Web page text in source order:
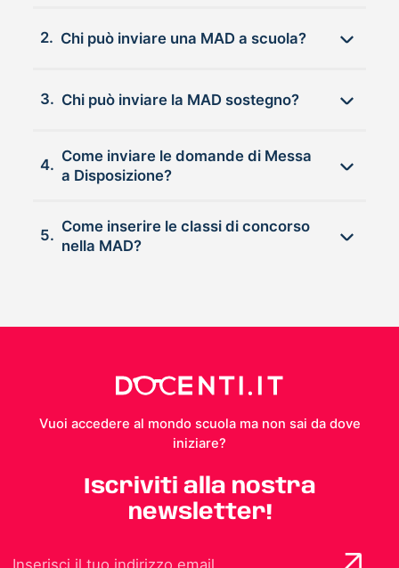
2. Chi può inviare una MAD a scuola?
3. Chi può inviare la MAD sostegno?
4.
Come inviare le domande di Messa
a Disposizione?
5.
Come inserire le classi di concorso
nella MAD?
Vuoi accedere al mondo scuola ma non sai da dove
iniziare?
Iscriviti alla nostra
newsletter!